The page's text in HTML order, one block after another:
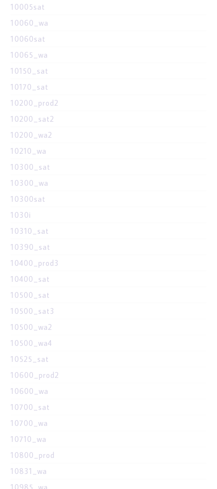
10005sat
10060_wa
10060sat
10065_wa
10150_sat
10170_sat
10200_prod2
10200_sat2
10200_wa2
10210_wa
10300_sat
10300_wa
10300sat
1030i
10310_sat
10390_sat
10400_prod3
10400_sat
10500_sat
10500_sat3
10500_wa2
10500_wa4
10525_sat
10600_prod2
10600_wa
10700_sat
10700_wa
10710_wa
10800_prod
10831_wa
10985_wa